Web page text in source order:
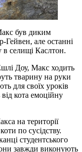
був диким
але останні
в селищі Каслтон.
Доу, Макс ходить
тварину на руки
для своїх уроків
кота емоційну
на території
по сусідству.
студентського
завжди виконують